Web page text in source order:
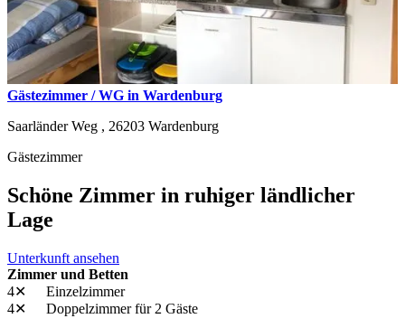
Gästezimmer / WG in Wardenburg
Saarländer Weg , 26203 Wardenburg
Gästezimmer
Schöne Zimmer in ruhiger ländlicher
Lage
Unterkunft ansehen
Zimmer und Betten
4✕
Einzelzimmer
4✕
Doppelzimmerfür 2 Gäste